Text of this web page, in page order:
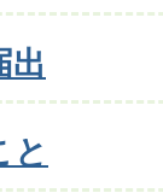
出
と